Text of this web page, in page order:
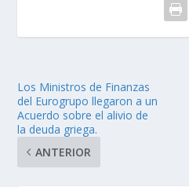
Los Ministros de Finanzas
del Eurogrupo llegaron a un
Acuerdo sobre el alivio de
la deuda griega.
ANTERIOR